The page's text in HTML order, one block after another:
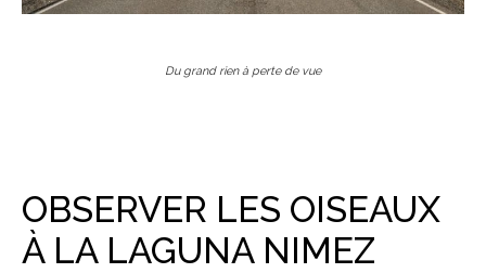
Du grand rien à perte de vue
OBSERVER LES OISEAUX
À LA LAGUNA NIMEZ